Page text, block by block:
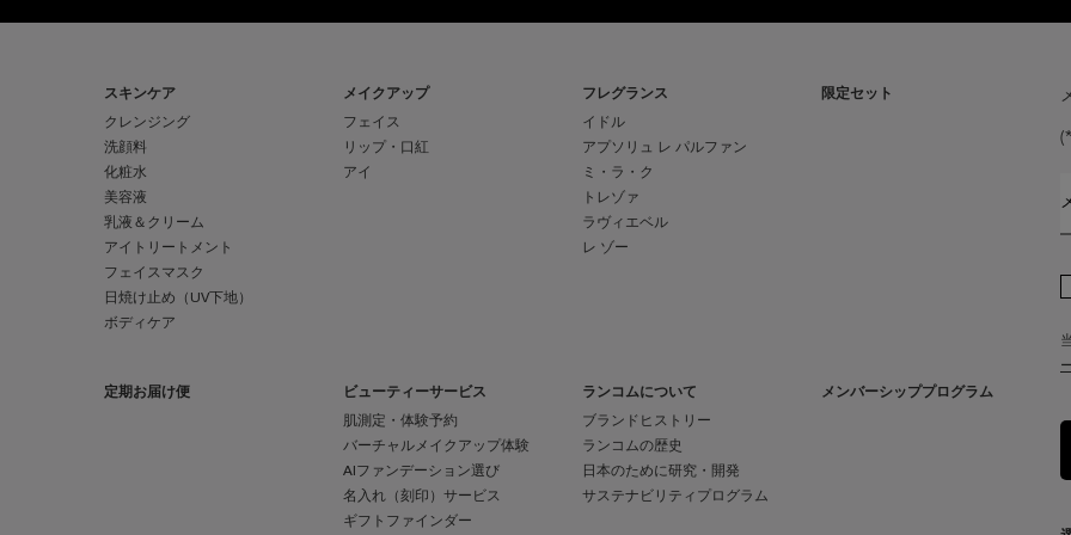
スキンケア
クレンジング
洗顔料
化粧水
美容液
乳液＆クリーム
アイトリートメント
フェイスマスク
日焼け止め（UV下地）
ボディケア
メイクアップ
フェイス
リップ・口紅
アイ
フレグランス
イドル
アプソリュ レ パルファン
ミ・ラ・ク
トレゾァ
ラヴィエベル
レ ゾー
限定セット
定期お届け便 ビューティーサービス
肌測定・体験予約
バーチャルメイクアップ体験
AIファンデーション選び
名入れ（刻印）サービス
ギフトファインダー
ランコムについて
ブランドヒストリー
ランコムの歴史
日本のために研究・開発
サステナビリティプログラム
メンバーシッププログラム